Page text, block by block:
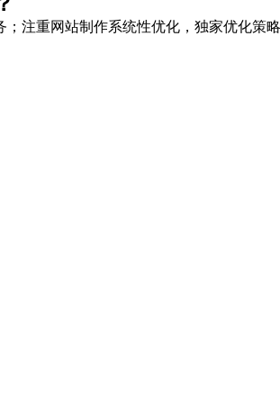
；注重网站制作系统性优化， 独家优化策略